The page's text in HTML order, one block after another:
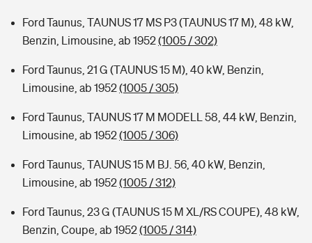
Ford Taunus, TAUNUS 17 MS P3 (TAUNUS 17 M), 48 kW,
Benzin, Limousine, ab 1952(1005 / 302)
Ford Taunus, 21 G (TAUNUS 15 M), 40 kW, Benzin,
Limousine, ab 1952(1005 / 305)
Ford Taunus, TAUNUS 17 M MODELL 58, 44 kW, Benzin,
Limousine, ab 1952(1005 / 306)
Ford Taunus, TAUNUS 15 M BJ. 56, 40 kW, Benzin,
Limousine, ab 1952(1005 / 312)
Ford Taunus, 23 G (TAUNUS 15 M XL/RS COUPE), 48 kW,
Benzin, Coupe, ab 1952(1005 / 314)